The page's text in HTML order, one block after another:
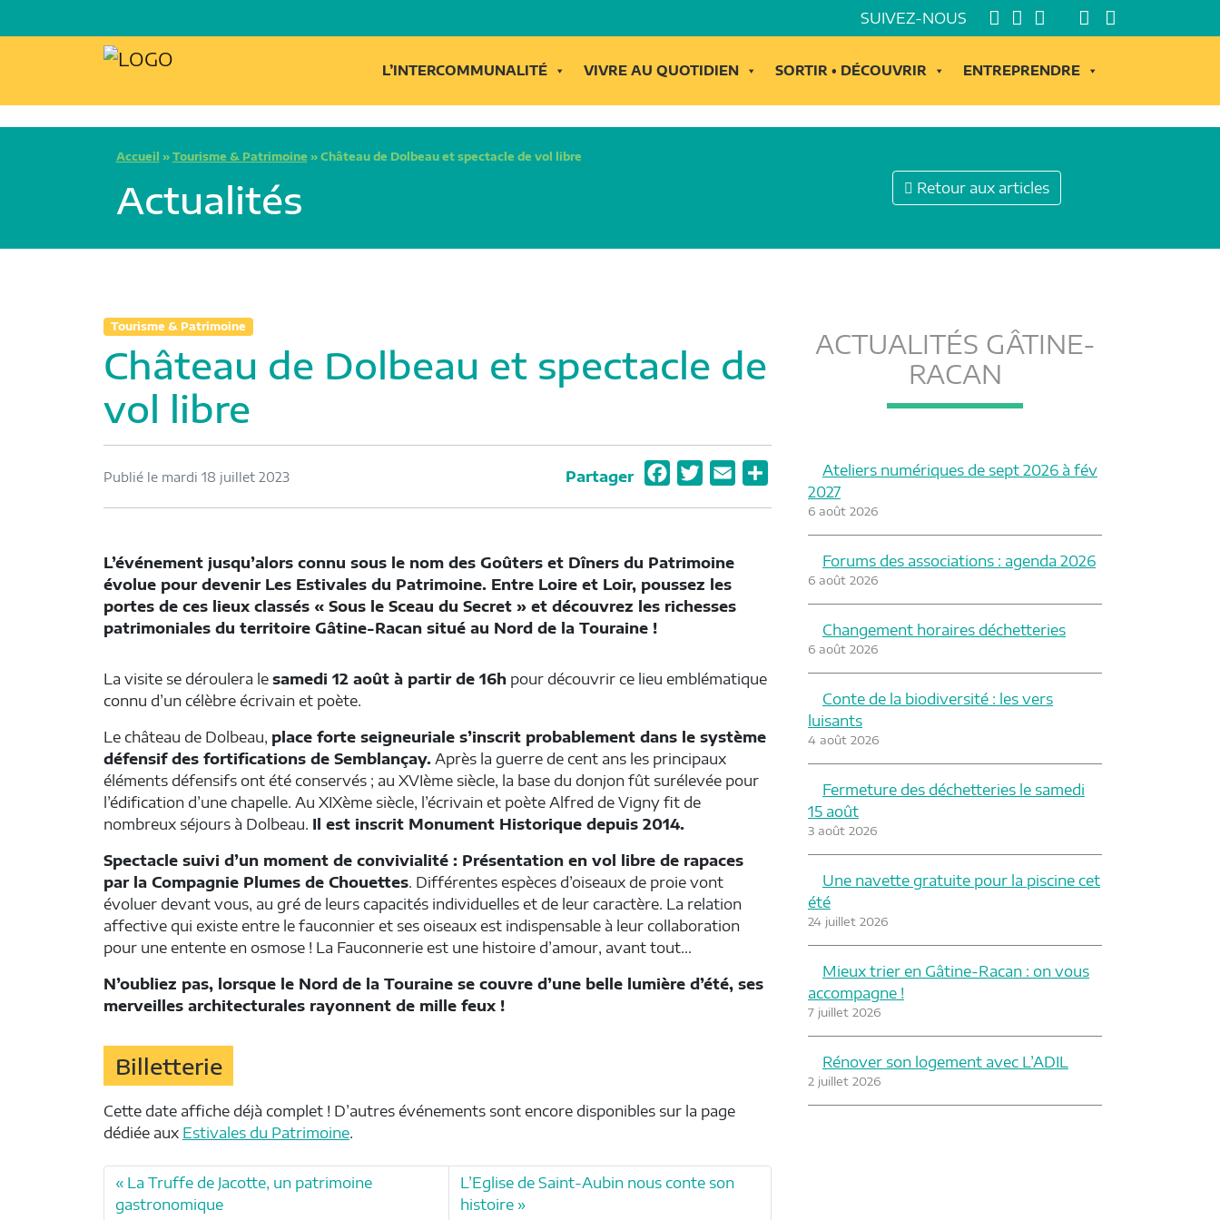
SUIVEZ-NOUS
L’INTERCOMMUNALITÉ VIVRE AU QUOTIDIEN SORTIR • DÉCOUVRIR ENTREPRENDRE
Accueil » Tourisme & Patrimoine » Château de Dolbeau et spectacle de vol libre
Actualités Retour aux articles
Tourisme & Patrimoine
Château de Dolbeau et spectacle de
vol libre
Publié le mardi 18 juillet 2023 Partager
o
e
L’événement jusqu’alors connu sous le nom des Goûters et Dîners du Patrimoine
évolue pour devenir Les Estivales du Patrimoine. Entre Loire et Loir, poussez les
portes de ces lieux classés « Sous le Sceau du Secret » et découvrez les richesses
patrimoniales du territoire Gâtine-Racan situé au Nord de la Touraine !
La visite se déroulera le samedi 12 août à partir de 16h pour découvrir ce lieu emblématique
connu d’un célèbre écrivain et poète.
Le château de Dolbeau, place forte seigneuriale s’inscrit probablement dans le système
défensif des fortifications de Semblançay. Après la guerre de cent ans les principaux
éléments défensifs ont été conservés ; au XVIème siècle, la base du donjon fût surélevée pour
l’édification d’une chapelle. Au XIXème siècle, l’écrivain et poète Alfred de Vigny fit de
nombreux séjours à Dolbeau. Il est inscrit Monument Historique depuis 2014.
Spectacle suivi d’un moment de convivialité : Présentation en vol libre de rapaces
par la Compagnie Plumes de Chouettes. Différentes espèces d’oiseaux de proie vont
évoluer devant vous, au gré de leurs capacités individuelles et de leur caractère. La relation
affective qui existe entre le fauconnier et ses oiseaux est indispensable à leur collaboration
pour une entente en osmose ! La Fauconnerie est une histoire d’amour, avant tout…
N’oubliez pas, lorsque le Nord de la Touraine se couvre d’une belle lumière d’été, ses
merveilles architecturales rayonnent de mille feux !
Billetterie
Cette date affiche déjà complet ! D’autres événements sont encore disponibles sur la page
dédiée aux Estivales du Patrimoine.
La Truffe de Jacotte, un patrimoine
gastronomique
L’Eglise de Saint-Aubin nous conte son
histoire
ACTUALITÉS GÂTINE-
RACAN
Ateliers numériques de sept 2026 à fév
2027
6 août 2026
Forums des associations : agenda 2026
6 août 2026
Changement horaires déchetteries
6 août 2026
Conte de la biodiversité : les vers
luisants
4 août 2026
Fermeture des déchetteries le samedi
15 août
3 août 2026
Une navette gratuite pour la piscine cet
été
24 juillet 2026
Mieux trier en Gâtine-Racan : on vous
accompagne !
7 juillet 2026
Rénover son logement avec L’ADIL
2 juillet 2026